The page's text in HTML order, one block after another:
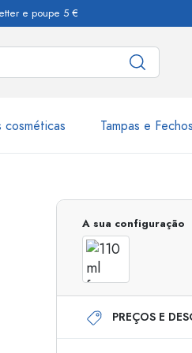
e poupe 5 €
cosméticas Tampas e Fechos
Dispensadores Airless
Frascos com roll-on
A sua configuração
PREÇOS E